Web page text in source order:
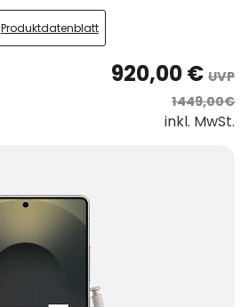
Produktdatenblatt
920,00 € UVP
1449,00€
inkl. MwSt.